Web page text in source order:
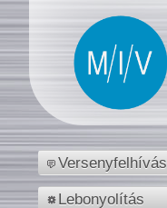
Versenyfelhívás
Lebonyolítás